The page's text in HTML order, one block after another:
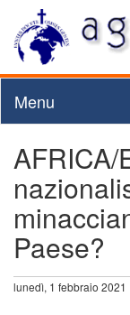
Menu
AFRICA/
Paese?
lunedì, 1 febbraio 2021